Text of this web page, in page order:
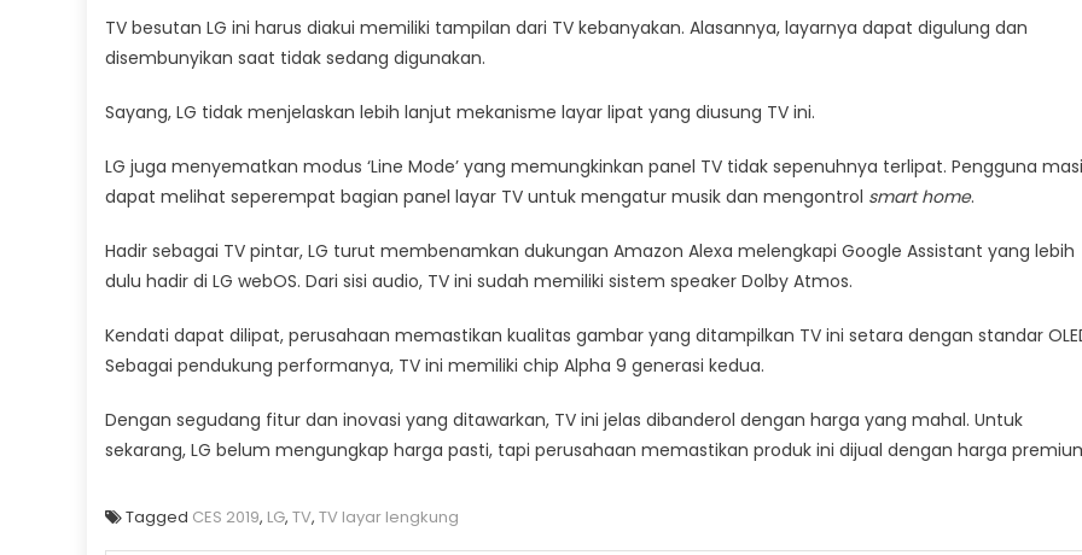
TV besutan LG ini harus diakui memiliki tampilan dari TV kebanyakan. Alasannya, layarnya dapat digulung dan
disembunyikan saat tidak sedang digunakan.
Sayang, LG tidak menjelaskan lebih lanjut mekanisme layar lipat yang diusung TV ini.
LG juga menyematkan modus ‘Line Mode’ yang memungkinkan panel TV tidak sepenuhnya terlipat. Pengguna
dapat melihat seperempat bagian panel layar TV untuk mengatur musik dan mengontrol smart home.
Hadir sebagai TV pintar, LG turut membenamkan dukungan Amazon Alexa melengkapi Google Assistant yang lebih
dulu hadir di LG webOS. Dari sisi audio, TV ini sudah memiliki sistem speaker Dolby Atmos.
Kendati dapat dilipat, perusahaan memastikan kualitas gambar yang ditampilkan TV ini setara dengan standar
Sebagai pendukung performanya, TV ini memiliki chip Alpha 9 generasi kedua.
Dengan segudang fitur dan inovasi yang ditawarkan, TV ini jelas dibanderol dengan harga yang mahal. Untuk
sekarang, LG belum mengungkap harga pasti, tapi perusahaan memastikan produk ini dijual dengan harga
Tagged CES 2019, LG, TV, TV layar lengkung